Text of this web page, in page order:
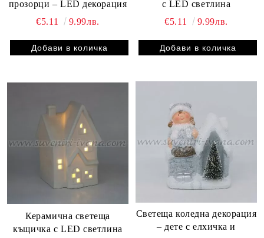
прозорци – LED декорация
€5.11
9.99лв.
с LED светлина
€5.11
9.99лв.
Керамична светеща
къщичка с LED светлина
Светеща коледна декорация
– дете с елхичка и